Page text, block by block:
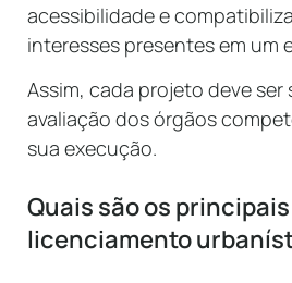
acessibilidade e
interesses presentes em um
Assim, cada projeto deve ser
avaliação dos órgãos
sua execução.
Quais são os
licenciamento